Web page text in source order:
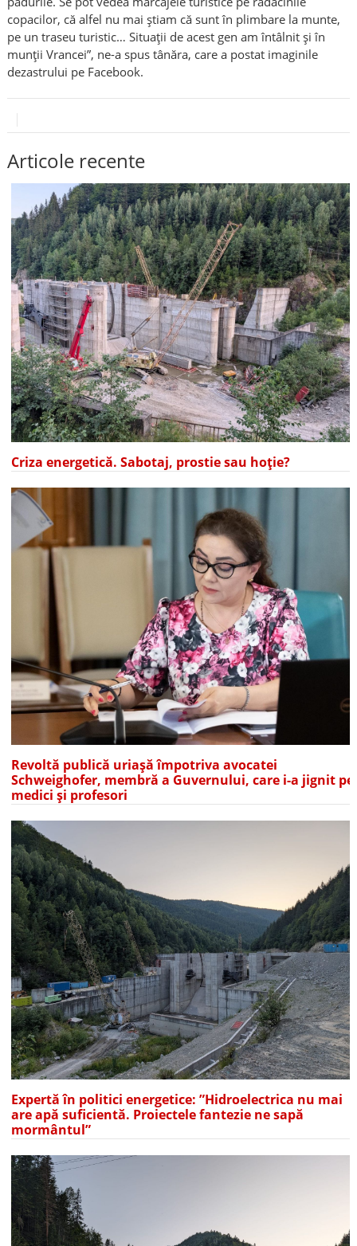
copacilor, că alfel nu mai știam că sunt în plimbare la munte,
pe un traseu turistic… Situații de acest gen am întâlnit și în
munții Vrancei”, ne-a spus tânăra, care a postat imaginile
dezastrului pe Facebook.
Articole recente
Criza energetică. Sabotaj, prostie sau hoție?
Revoltă publică uriașă împotriva avocatei
Schweighofer, membră a Guvernului, care i-a jignit pe
medici și profesori
Expertă în politici energetice: ”Hidroelectrica nu mai
are apă suficientă. Proiectele fantezie ne sapă
mormântul”